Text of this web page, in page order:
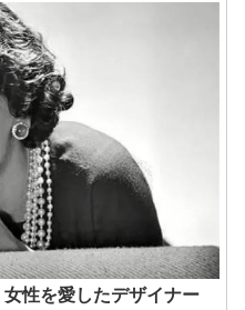
性を愛したデザイナー